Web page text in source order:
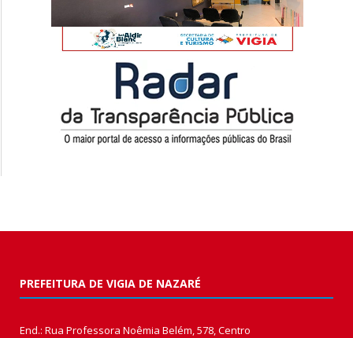
PREFEITURA DE VIGIA DE NAZARÉ
End.: Rua Professora Noêmia Belém, 578, Centro